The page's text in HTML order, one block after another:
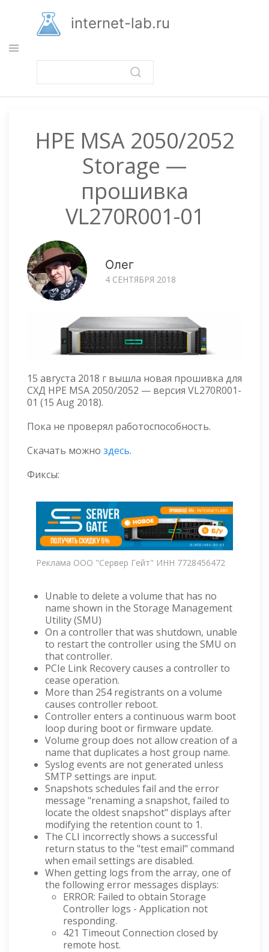
основному
содержанию
internet-lab.ru
HPE MSA 2050/2052
Storage —
прошивка
VL270R001-01
Олег
4 СЕНТЯБРЯ 2018
15 августа 2018 г вышла новая прошивка для
СХД HPE MSA 2050/2052 — версия VL270R001-
01 (15 Aug 2018).
Пока не проверял работоспособность.
Скачать можно здесь.
Фиксы:
Реклама ООО "Сервер Гейт" ИНН 7728456472
Unable to delete a volume that has no
name shown in the Storage Management
Utility (SMU)
On a controller that was shutdown, unable
to restart the controller using the SMU on
that controller.
PCIe Link Recovery causes a controller to
cease operation.
More than 254 registrants on a volume
causes controller reboot.
Controller enters a continuous warm boot
loop during boot or firmware update.
Volume group does not allow creation of a
name that duplicates a host group name.
Syslog events are not generated unless
SMTP settings are input.
Snapshots schedules fail and the error
message "renaming a snapshot, failed to
locate the oldest snapshot" displays after
modifying the retention count to 1.
The CLI incorrectly shows a successful
return status to the "test email" command
when email settings are disabled.
When getting logs from the array, one of
the following error messages displays:
ERROR: Failed to obtain Storage
Controller logs - Application not
responding.
421 Timeout Connection closed by
remote host.